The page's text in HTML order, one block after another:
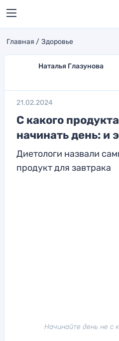
Главная Здоровье
Наталья Глазунова
21.02.2024
С какого
начинать день: и
Диетологи назвали
продукт для завтрака
Начинайте день не с